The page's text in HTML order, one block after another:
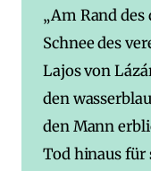
„Am Rand
Schnee des
Lajos von
den
den Mann
Tod hinaus für